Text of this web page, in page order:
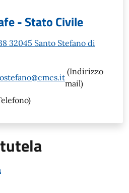
- Stato Civile
32045 Santo Stefano di
(Indirizzo
mail)